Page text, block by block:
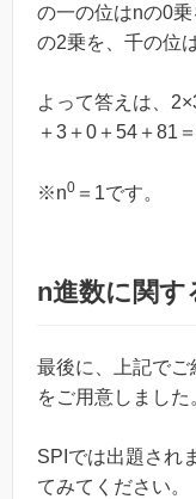
の一の位はnの0
の2乗を、千の位
よって答えは、
＋3＋0＋54＋81＝
※n0 ＝1です。
n進数に関す
最後に、上記でご
をご用意しました
SPIでは出題され
てみてください。